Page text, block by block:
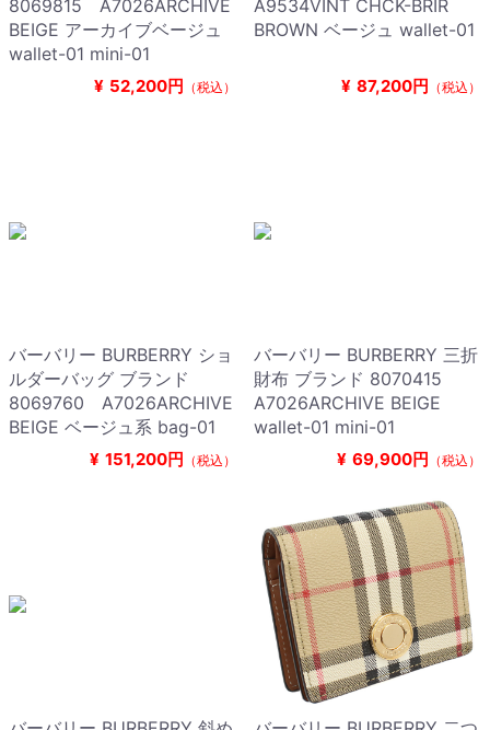
8069815 A7026ARCHIVE
BEIGE アーカイブベージュ
wallet-01 mini-01
¥ 52,200円 （税込）
A9534VINT CHCK-BRIR
BROWN ベージュ wallet-01
¥ 87,200円 （税込）
バーバリー BURBERRY ショ
ルダーバッグ ブランド
8069760 A7026ARCHIVE
BEIGE ベージュ系 bag-01
¥ 151,200円 （税込）
バーバリー BURBERRY 三折
財布 ブランド 8070415
A7026ARCHIVE BEIGE
wallet-01 mini-01
¥ 69,900円 （税込）